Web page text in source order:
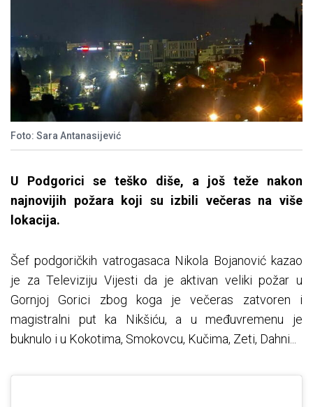
Foto: Sara Antanasijević
U Podgorici se teško diše, a još teže nakon
najnovijih požara koji su izbili večeras na više
lokacija.
Šef podgoričkih vatrogasaca Nikola Bojanović kazao
je za Televiziju Vijesti da je aktivan veliki požar u
Gornjoj Gorici zbog koga je večeras zatvoren i
magistralni put ka Nikšiću, a u međuvremenu je
buknulo i u Kokotima, Smokovcu, Kučima, Zeti, Dahni...